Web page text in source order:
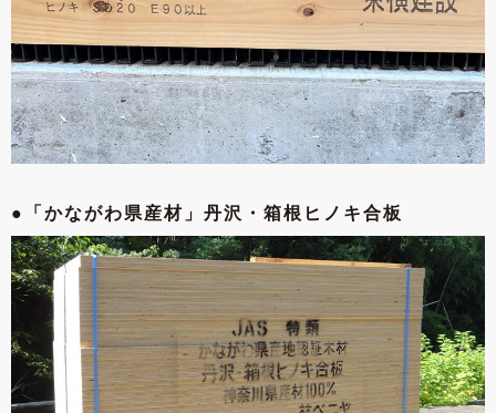
●「かながわ県産材」 丹沢・箱根ヒノキ合板